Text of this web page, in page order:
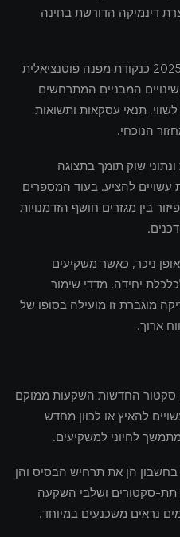
דינמיקה הדורשת בחינה
מומחי תעשייה מצביעים על שנת 2025 כנקודת מפנה פוטנציאלית
המבניים המתרחשים
תנאי עסקאות ותשואות
הנוכחי.
שוק תומך בתצוגה
להציע. בעוד המספרים
בין מגזרים חושף הזדמנויות
ניכר, כאשר משקיעים
יחידה, מדדי שימור
מוגברת זו מועילה בסופו של
ארוך.
החדשות השקעות ממוקם
להאיץ או לכוון מחדש
לחיוני למשקיעים.
הן את תרחיש הבסיס והן
תת-סקטורים ושלבי השקעה
נראים משכנעים במיוחד.